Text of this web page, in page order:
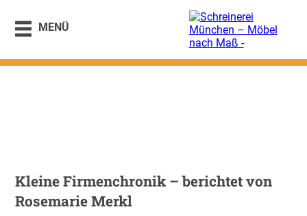
MENÜ
Kleine Firmenchronik – berichtet von
Rosemarie Merkl